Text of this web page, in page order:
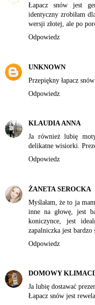
Łapacz snów jest
identyczny zrobiłam
wersji złotej, ale po
Odpowiedz
UNKNOWN
Przepiękny łapacz
Odpowiedz
KLAUDIA ANNA
Ja również lubię
delikatne wisiorki.
Odpowiedz
ŻANETA SEROCKA
Myślałam, że to ja
inne na głowę, jest
koniczynce, jest
zapalniczka jest bardzo
Odpowiedz
DOMOWY
Ja lubię dostawać
Łapacz snów jest